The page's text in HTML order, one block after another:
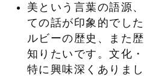
美という言葉の語源
ての話が印象的でし
ルビーの歴史、また
知りたいです。文化
特に興味深くありま